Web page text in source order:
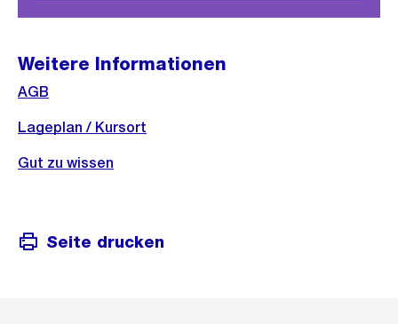
Weitere Informationen
AGB
Lageplan / Kursort
Gut zu wissen
Seite drucken